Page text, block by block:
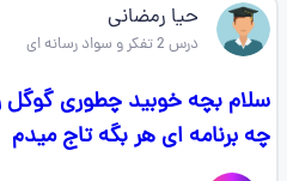
حیا رمضانی
درس 2 تفکر و سواد رسانه ای
سلام بچه خوبید چطوری گوگل و
چه برنامه ای هر بگه تاج میدم